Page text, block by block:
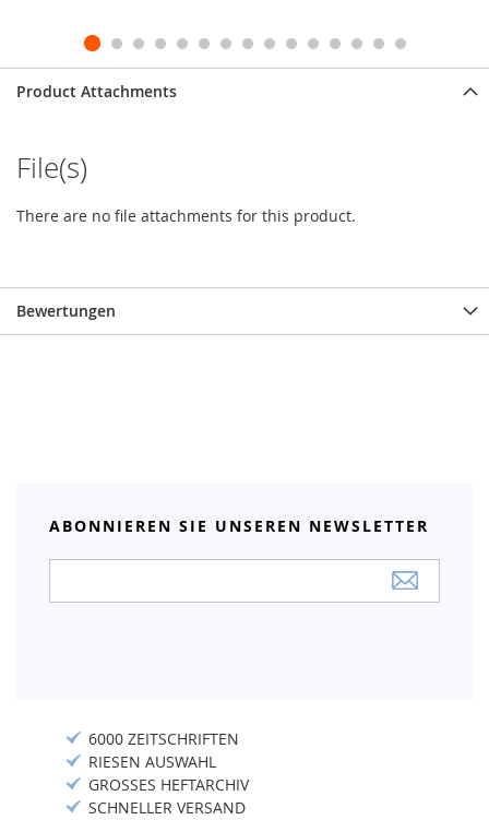
Product Attachments
File(s)
There are no file attachments for this product.
Bewertungen
ABONNIEREN SIE UNSEREN NEWSLETTER
Newsletter:
6000 ZEITSCHRIFTEN
RIESEN AUSWAHL
GROSSES HEFTARCHIV
SCHNELLER VERSAND